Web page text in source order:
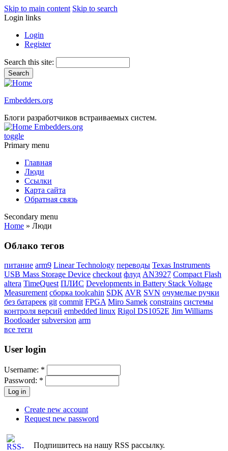
Skip to main content Skip to search
Login links
Login
Register
Search this site:
Embedders.org
Блоги разработчиков встраиваемых систем.
Embedders.org
toggle
Primary menu
Главная
Люди
Ссылки
Карта сайта
Обратная связь
Secondary menu
Home » Люди
Облако тегов
питание arm9 Linear Technology переводы Texas Instruments
USB Mass Storage Device checkout флуд AN3927 Compact Flash
altera TimeQuest ПЛИС Developments in Battery Stack Voltage
Measurement сборка toolcahin SDKAVR SVN очумелые ручки
без батареек git commit FPGA Miro Samek constrains системы
контроля версий embedded linux Rigol DS1052E Jim Williams
Bootloader subversion arm
все теги
User login
Username: *
Password: *
Create new account
Request new password
Подпишитесь на нашу RSS рассылку.